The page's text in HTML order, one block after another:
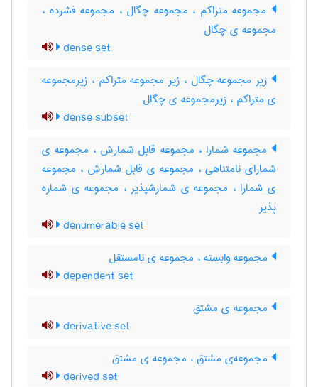
مجموعه متراکم ، مجموعه چگال ، مجموعه فشرده ،
مجموعه ی چگال
dense set
زیر مجموعه چگال ، زیر مجموعه متراکم ، زیرمجموعه
ی متراکم ، زیرمجموعه ی چگال
dense subset
مجموعه شمارا ، مجموعه قابل شمارش ، مجموعه ی
شمارای نامتناهی ، مجموعه ی قابل شمارش ، مجموعه
ی شمارا ، مجموعه ی شمارشپذیر ، مجموعه ی شماره
پذیر
denumerable set
مجموعه وابسته ، مجموعه ی نامستقل
dependent set
مجموعه ی مشتق
derivative set
مجموعه‌ی مشتق ، مجموعه ی مشتق
derived set